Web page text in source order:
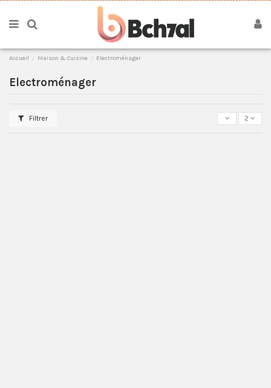
Accueil Maison & Cuisine Electroménager
Electroménager
Filtrer 2